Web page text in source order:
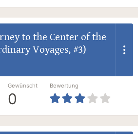
to the Center of the
Voyages, #3)
Gewünscht
0
Bewertung